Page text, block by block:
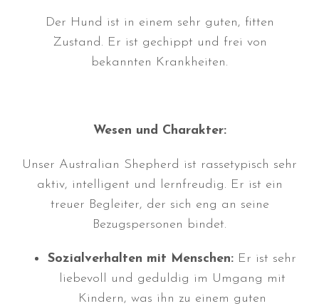
Juli 2026
März 2026
Februar 2026
Dezember 2025
November 2025
Oktober 2025
August 2025
Juli 2025
Der Hund ist in einem sehr guten, fitten
Zustand. Er ist gechippt und frei von
bekannten Krankheiten.
Wesen und Charakter:
Unser Australian Shepherd ist rassetypisch sehr
aktiv, intelligent und lernfreudig. Er ist ein
treuer Begleiter, der sich eng an seine
Bezugspersonen bindet.
Sozialverhalten mit Menschen: Er ist sehr
liebevoll und geduldig im Umgang mit
Kindern, was ihn zu einem guten